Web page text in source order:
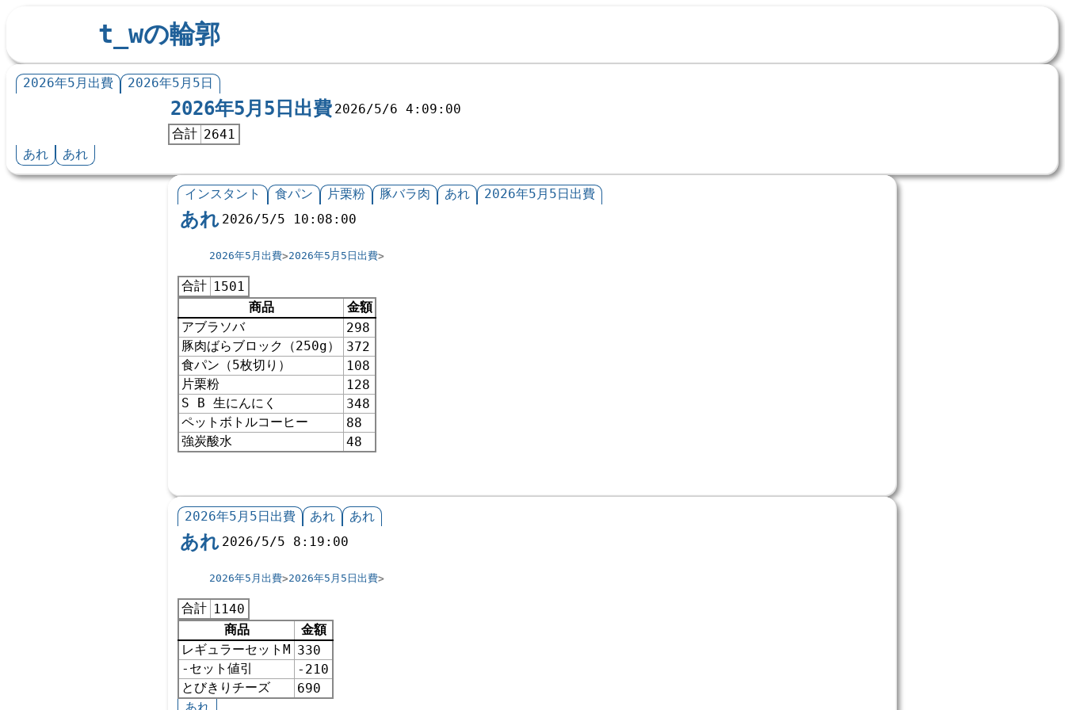
t_wの輪郭
2026年5月出費 2026年5月5日
2026年5月5日出費 2026/5/6 4:09:00
合計 2641
あれ
あれ
インスタント 食パン 片栗粉 豚バラ肉 あれ 2026年5月5日出費
あれ 2026/5/5 10:08:00
2026年5月出費 2026年5月5日出費
合計 1501
商品
金額
アブラソバ
298
豚肉ばらブロック（250g）
372
食パン（5枚切り）
108
片栗粉
128
S B 生にんにく
348
ペットボトルコーヒー
88
強炭酸水
48
2026年5月5日出費 あれ あれ
あれ 2026/5/5 8:19:00
2026年5月出費 2026年5月5日出費
合計 1140
商品
金額
レギュラーセットM 330
-セット値引
-210
とびきりチーズ
690